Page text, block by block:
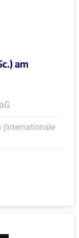
am
(Internationale